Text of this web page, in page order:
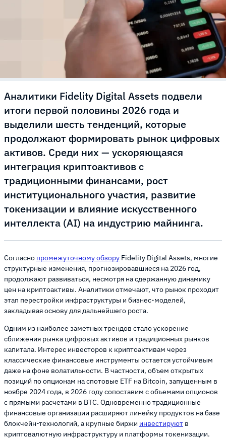
Аналитики Fidelity Digital Assets подвели
итоги первой половины 2026 года и
выделили шесть тенденций, которые
продолжают формировать рынок цифровых
активов. Среди них — ускоряющаяся
интеграция криптоактивов с
традиционными финансами, рост
институционального участия, развитие
токенизации и влияние искусственного
интеллекта (AI) на индустрию майнинга.
Согласно промежуточному обзору Fidelity Digital Assets, многие
структурные изменения, прогнозировавшиеся на 2026 год,
продолжают развиваться, несмотря на сдержанную динамику
цен на криптоактивы. Аналитики отмечают, что рынок проходит
этап перестройки инфраструктуры и бизнес-моделей,
закладывая основу для дальнейшего роста.
Одним из наиболее заметных трендов стало ускорение
сближения рынка цифровых активов и традиционных рынков
капитала. Интерес инвесторов к криптоактивам через
классические финансовые инструменты остается устойчивым
даже на фоне волатильности. В частности, объем открытых
позиций по опционам на спотовые ETF на Bitcoin, запущенным в
ноябре 2024 года, в 2026 году сопоставим с объемами опционов
с прямыми расчетами в BTC. Одновременно традиционные
финансовые организации расширяют линейку продуктов на базе
блокчейн-технологий, а крупные биржи инвестируют в
криптовалютную инфраструктуру и платформы токенизации.